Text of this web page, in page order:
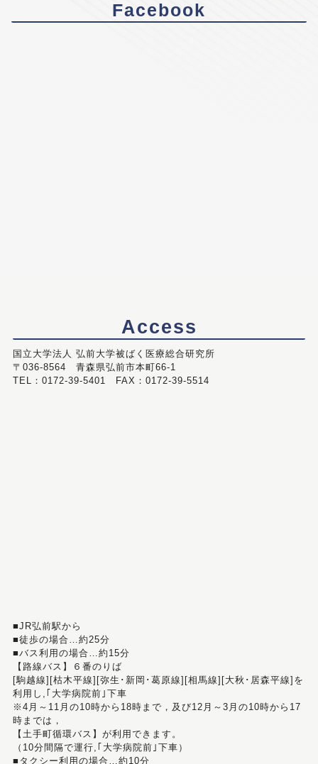
Facebook
Access
国立大学法人 弘前大学被ばく医療総合研究所
〒036-8564 青森県弘前市本町66-1
TEL：0172-39-5401 FAX：0172-39-5514
■JR弘前駅から
■徒歩の場合…約25分
■バス利用の場合…約15分
【路線バス】６番のりば
[駒越線][枯木平線][弥生･新岡･葛原線][相馬線][大秋･居森平線]を
利用し,｢大学病院前｣下車
※4月～11月の10時から18時まで，及び12月～3月の10時から17
時までは，
【土手町循環バス】が利用できます。
（10分間隔で運行,｢大学病院前｣下車）
■タクシー利用の場合…約10分